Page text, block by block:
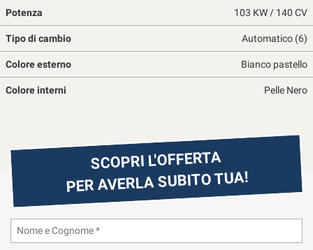
Potenza 103 KW / 140 CV
Tipo di cambio Automatico (6)
Colore esterno Bianco pastello
Colore interni Pelle Nero
SCOPRI L'OFFERTA
PER AVERLA SUBITO TUA!
tracciamento
alla
cookie
policy.
momento.